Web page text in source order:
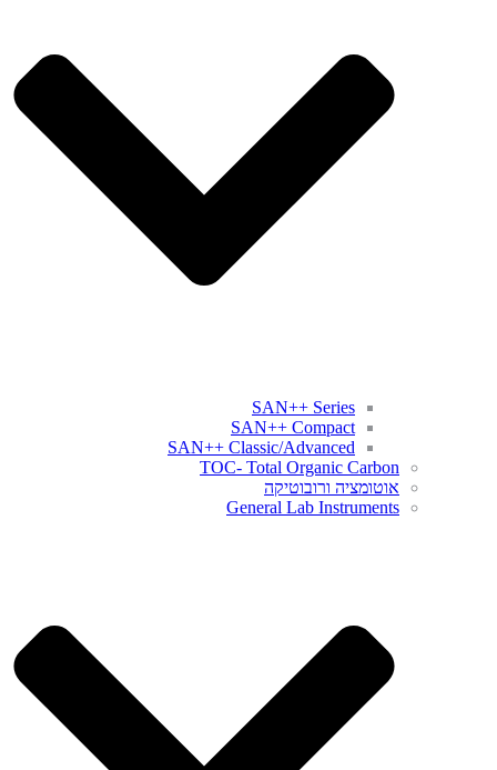
SAN++ Series
SAN++ Compact
SAN++ Classic/Advanced
TOC- Total Organic Carbon
אוטומציה ורובוטיקה
General Lab Instruments